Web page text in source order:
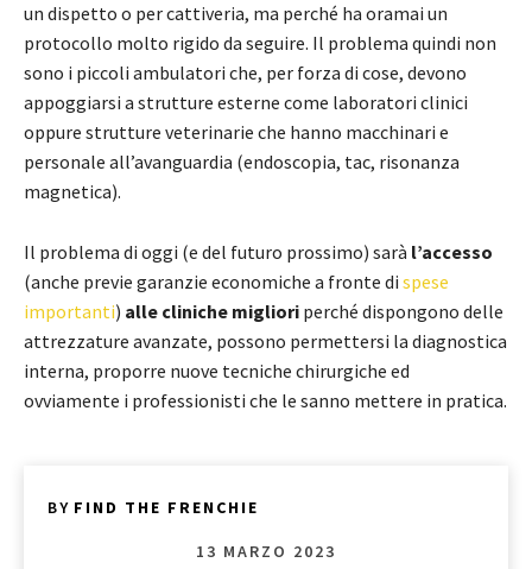
un dispetto o per cattiveria, ma perché ha oramai un
protocollo molto rigido da seguire. Il problema quindi non
sono i piccoli ambulatori che, per forza di cose, devono
appoggiarsi a strutture esterne come laboratori clinici
oppure strutture veterinarie che hanno macchinari e
personale all’avanguardia (endoscopia, tac, risonanza
magnetica).
Il problema di oggi (e del futuro prossimo) sarà l’accesso
(anche previe garanzie economiche a fronte di spese
importanti) alle cliniche migliori perché dispongono delle
attrezzature avanzate, possono permettersi la diagnostica
interna, proporre nuove tecniche chirurgiche ed
ovviamente i professionisti che le sanno mettere in pratica.
BY FIND THE FRENCHIE
13 MARZO 2023